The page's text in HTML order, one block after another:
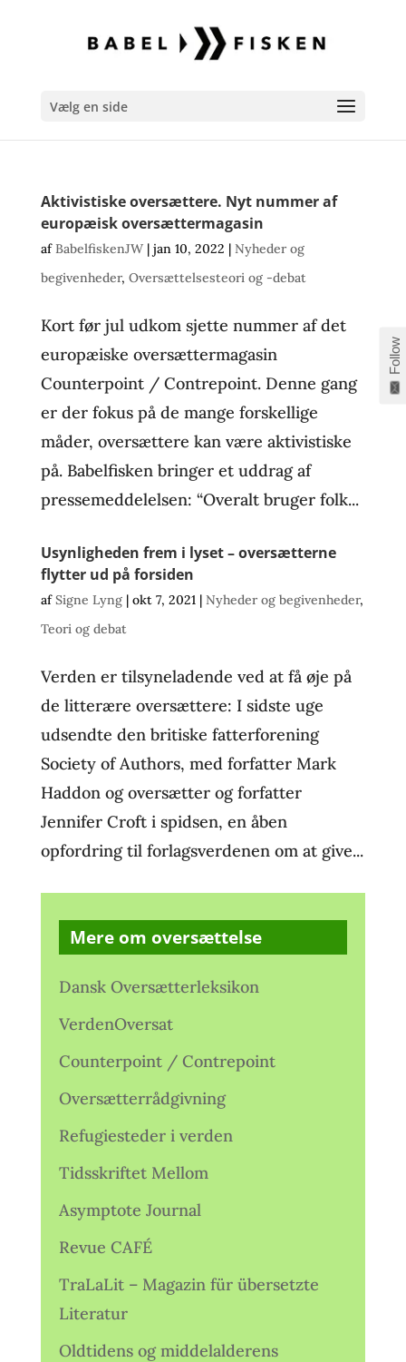
Vælg en side
Aktivistiske oversættere. Nyt nummer af
europæisk oversættermagasin
afBabelfiskenJW| jan 10, 2022 | Nyheder og
begivenheder, Oversættelsesteori og -debat
Kort før jul udkom sjette nummer af det
europæiske oversættermagasin
Counterpoint / Contrepoint. Denne gang
er der fokus på de mange forskellige
måder, oversættere kan være aktivistiske
på. Babelfisken bringer et uddrag af
pressemeddelelsen: “Overalt bruger folk...
Usynligheden frem i lyset – oversætterne
flytter ud på forsiden
afSigne Lyng| okt 7, 2021| Nyheder og begivenheder,
Teori og debat
Verden er tilsyneladende ved at få øje på
de litterære oversættere: I sidste uge
udsendte den britiske fatterforening
Society of Authors, med forfatter Mark
Haddon og oversætter og forfatter
Jennifer Croft i spidsen, en åben
opfordring til forlagsverdenen om at give...
Mere om oversættelse
Dansk Oversætterleksikon
VerdenOversat
Counterpoint / Contrepoint
Oversætterrådgivning
Refugiesteder i verden
Tidsskriftet Mellom
Asymptote Journal
Revue CAFÉ
TraLaLit – Magazin für übersetzte
Literatur
Oldtidens og middelalderens
Follow